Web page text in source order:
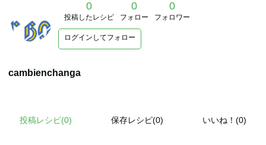
0
投稿したレシピ
0
フォロー
0
フォロワー
ログインしてフォロー
cambienchanga
投稿レシピ(0) 保存レシピ(0) いいね！(0)